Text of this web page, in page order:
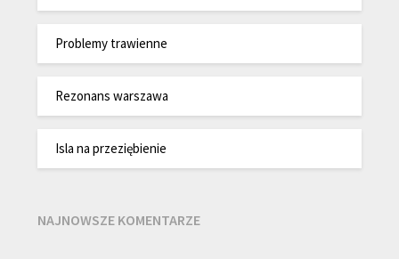
Problemy trawienne
Rezonans warszawa
Isla na przeziębienie
NAJNOWSZE KOMENTARZE